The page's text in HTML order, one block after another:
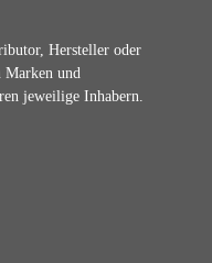
Hersteller oder
Marken und
jeweilige Inhabern.